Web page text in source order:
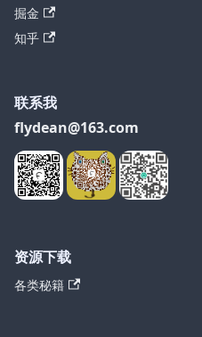
掘金
知乎
联系我
flydean@163.com
资源下载
各类秘籍